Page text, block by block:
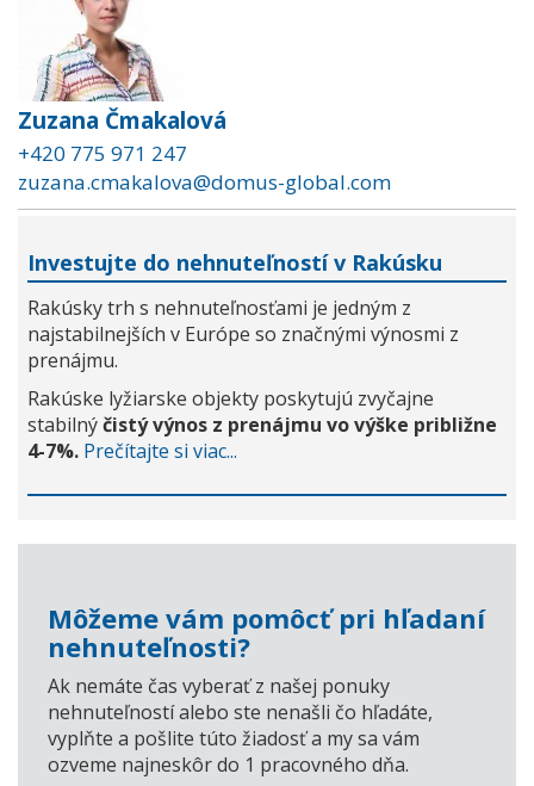
Zuzana Čmakalová
+420 775 971 247
zuzana.cmakalova@domus-global.com
Investujte do nehnuteľností v Rakúsku
Rakúsky trh s nehnuteľnosťami je jedným z
najstabilnejších v Európe so značnými výnosmi z
prenájmu.
Rakúske lyžiarske objekty poskytujú zvyčajne
stabilnýčistý výnos z prenájmu vo výške približne
4-7%. Prečítajte si viac...
Môžeme vám pomôcť pri hľadaní
nehnuteľnosti?
Ak nemáte čas vyberať z našej ponuky
nehnuteľností alebo ste nenašli čo hľadáte,
vyplňte a pošlite túto žiadosť a my sa vám
ozveme najneskôr do 1 pracovného dňa.